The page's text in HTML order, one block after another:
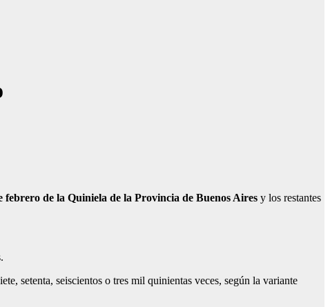
febrero de la Quiniela de la Provincia de Buenos Aires y los restantes
setenta, seiscientos o tres mil quinientas veces, según la variante